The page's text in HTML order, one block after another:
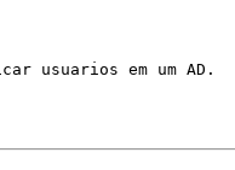
usuarios em um AD.